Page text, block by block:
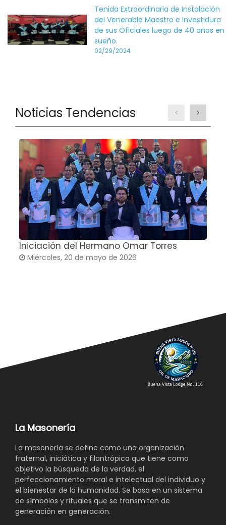
Tenida Extraordinaria de Instalación
del Venerable Maestro e Investidura
de sus Oficiales luego de 40 años en
sueño.
02/29/2024
Noticias Tendencias
Iniciación del Hermano Omar Torres
Miércoles, 20 de mayo de 2026
La Masonería
La masonería se define como una organización
fraternal, iniciática y filantrópica que tiene como
objetivo la búsqueda de la verdad, el
perfeccionamiento moral e intelectual del individuo y
el bienestar de la humanidad. Se basa en un sistema
de símbolos y rituales que se transmiten de
generación en generación.